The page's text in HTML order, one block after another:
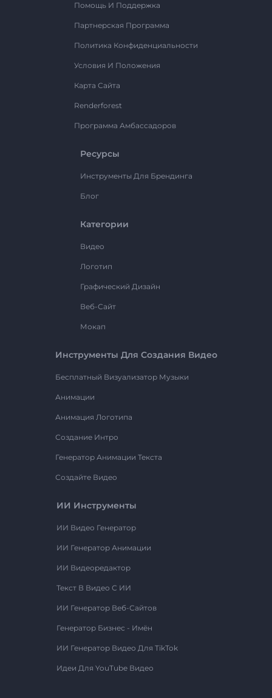
Помощь И Поддержка
Партнерская Программа
Политика Конфиденциальности
Условия И Положения
Карта Сайта
Renderforest
Программа Амбассадоров
Ресурсы
Инструменты Для Брендинга
Блог
Категории
Видео
Логотип
Графический Дизайн
Веб-Сайт
Мокап
Инструменты Для Создания Видео
Бесплатный Визуализатор Музыки
Анимации
Анимация Логотипа
Создание Интро
Генератор Анимации Текста
Создайте Видео
ИИ Инструменты
ИИ Видео Генератор
ИИ Генератор Анимации
ИИ Видеоредактор
Текст В Видео С ИИ
ИИ Генератор Веб-Сайтов
Генератор Бизнес - Имён
ИИ Генератор Видео Для TikTok
Идеи Для YouTube Видео